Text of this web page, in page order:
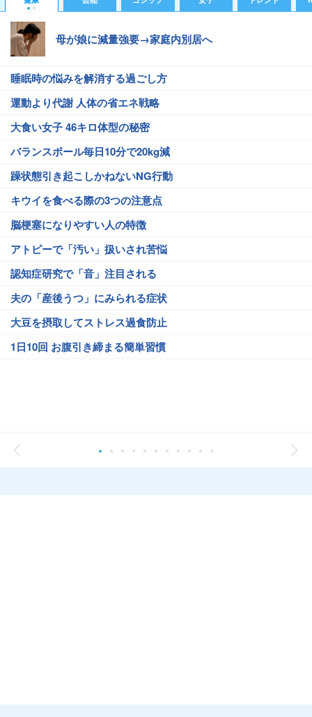
母が娘に減量強要→家庭内別居へ
睡眠時の悩みを解消する過ごし方
運動より代謝 人体の省エネ戦略
大食い女子 46キロ体型の秘密
バランスボール毎日10分で20kg減
躁状態引き起こしかねないNG行動
キウイを食べる際の3つの注意点
脳梗塞になりやすい人の特徴
アトピーで「汚い」扱いされ苦悩
認知症研究で「音」注目される
夫の「産後うつ」にみられる症状
大豆を摂取してストレス過食防止
1日10回 お腹引き締まる簡単習慣